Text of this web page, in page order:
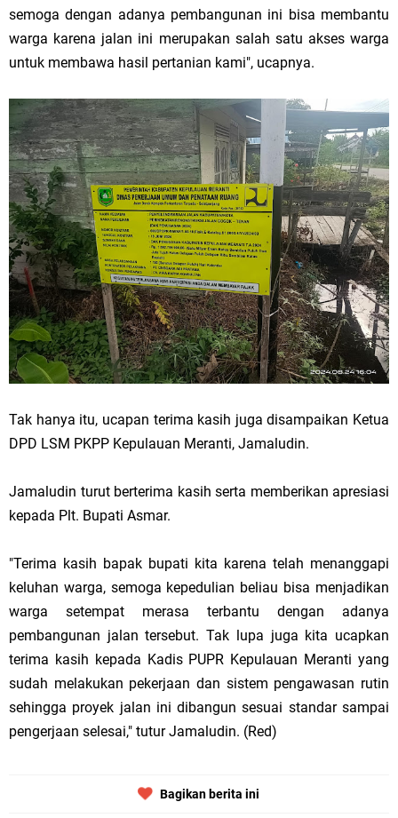
semoga dengan adanya pembangunan ini bisa membantu
warga karena jalan ini merupakan salah satu akses warga
untuk membawa hasil pertanian kami", ucapnya.
Tak hanya itu, ucapan terima kasih juga disampaikan Ketua
DPD LSM PKPP Kepulauan Meranti, Jamaludin.
Jamaludin turut berterima kasih serta memberikan apresiasi
kepada Plt. Bupati Asmar.
"Terima kasih bapak bupati kita karena telah menanggapi
keluhan warga, semoga kepedulian beliau bisa menjadikan
warga setempat merasa terbantu dengan adanya
pembangunan jalan tersebut. Tak lupa juga kita ucapkan
terima kasih kepada Kadis PUPR Kepulauan Meranti yang
sudah melakukan pekerjaan dan sistem pengawasan rutin
sehingga proyek jalan ini dibangun sesuai standar sampai
pengerjaan selesai," tutur Jamaludin. (Red)
Bagikan berita ini